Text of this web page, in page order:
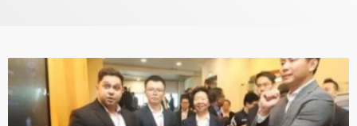
PODCASTS
PROGRAMAS